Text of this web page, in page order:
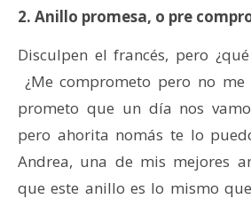
2. Anillo promesa, o pre
Disculpen el francés, pero
¿Me comprometo pero no me
prometo que un día nos
pero ahorita nomás te lo
Andrea, una de mis mejores
que este anillo es lo mismo